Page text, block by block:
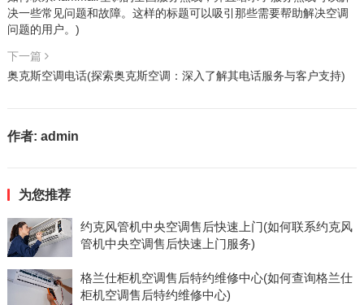
决一些常见问题和故障。这样的标题可以吸引那些需要帮助解决空调
问题的用户。)
下一篇
奥克斯空调电话(探索奥克斯空调：深入了解其电话服务与客户支持)
作者: admin
为您推荐
约克风管机中央空调售后快速上门(如何联系约克风
管机中央空调售后快速上门服务)
格兰仕柜机空调售后特约维修中心(如何查询格兰仕
柜机空调售后特约维修中心)